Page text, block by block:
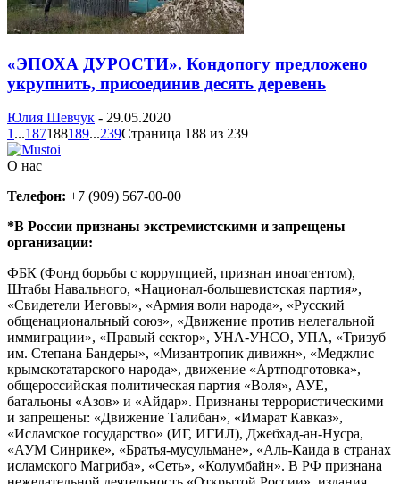
«ЭПОХА ДУРОСТИ». Кондопогу предложено
укрупнить, присоединив десять деревень
Юлия Шевчук - 29.05.2020
1 ...187188189...239Страница 188 из 239
О нас
Телефон: +7 (909) 567-00-00
*В России признаны экстремистскими и запрещены
организации:
ФБК (Фонд борьбы с коррупцией, признан иноагентом),
Штабы Навального, «Национал-большевистская партия»,
«Свидетели Иеговы», «Армия воли народа», «Русский
общенациональный союз», «Движение против нелегальной
иммиграции», «Правый сектор», УНА-УНСО, УПА, «Тризуб
им. Степана Бандеры», «Мизантропик дивижн», «Меджлис
крымскотатарского народа», движение «Артподготовка»,
общероссийская политическая партия «Воля», АУЕ,
батальоны «Азов» и «Айдар». Признаны террористическими
и запрещены: «Движение Талибан», «Имарат Кавказ»,
«Исламское государство» (ИГ, ИГИЛ), Джебхад-ан-Нусра,
«АУМ Синрике», «Братья-мусульмане», «Аль-Каида в странах
исламского Магриба», «Сеть», «Колумбайн». В РФ признана